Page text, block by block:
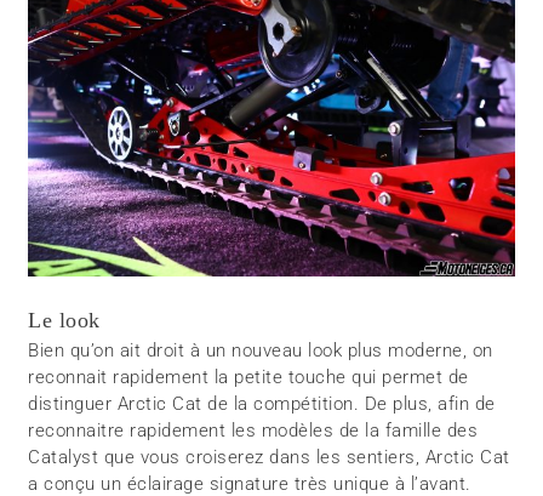
Le look
Bien qu’on ait droit à un nouveau look plus moderne, on
reconnait rapidement la petite touche qui permet de
distinguer Arctic Cat de la compétition. De plus, afin de
reconnaitre rapidement les modèles de la famille des
Catalyst que vous croiserez dans les sentiers, Arctic Cat
a conçu un éclairage signature très unique à l’avant.